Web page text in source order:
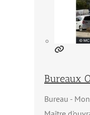
Bureaux
Bureau